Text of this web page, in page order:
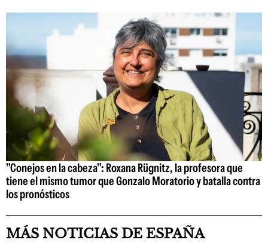
"Conejos en la cabeza": Roxana Rügnitz, la profesora que
tiene el mismo tumor que Gonzalo Moratorio y batalla contra
los pronósticos
MÁS NOTICIAS DE ESPAÑA